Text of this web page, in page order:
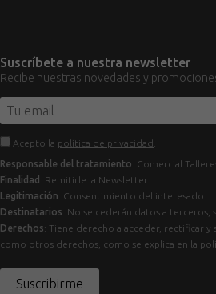
Suscríbete a nuestra newsletter
Recibe nuestras novedades y
Acepto la política de privacidad
Responsable del tratamiento: Comercial
Finalidad : Remitirle la Newsletter.
Legitimación: Consentimiento del interesado.
Destinatarios: No se cederán datos a terceros,
Derechos: Tiene derecho a acceder, rectificar y
como otros derechos, como se explica en la
Suscribirme